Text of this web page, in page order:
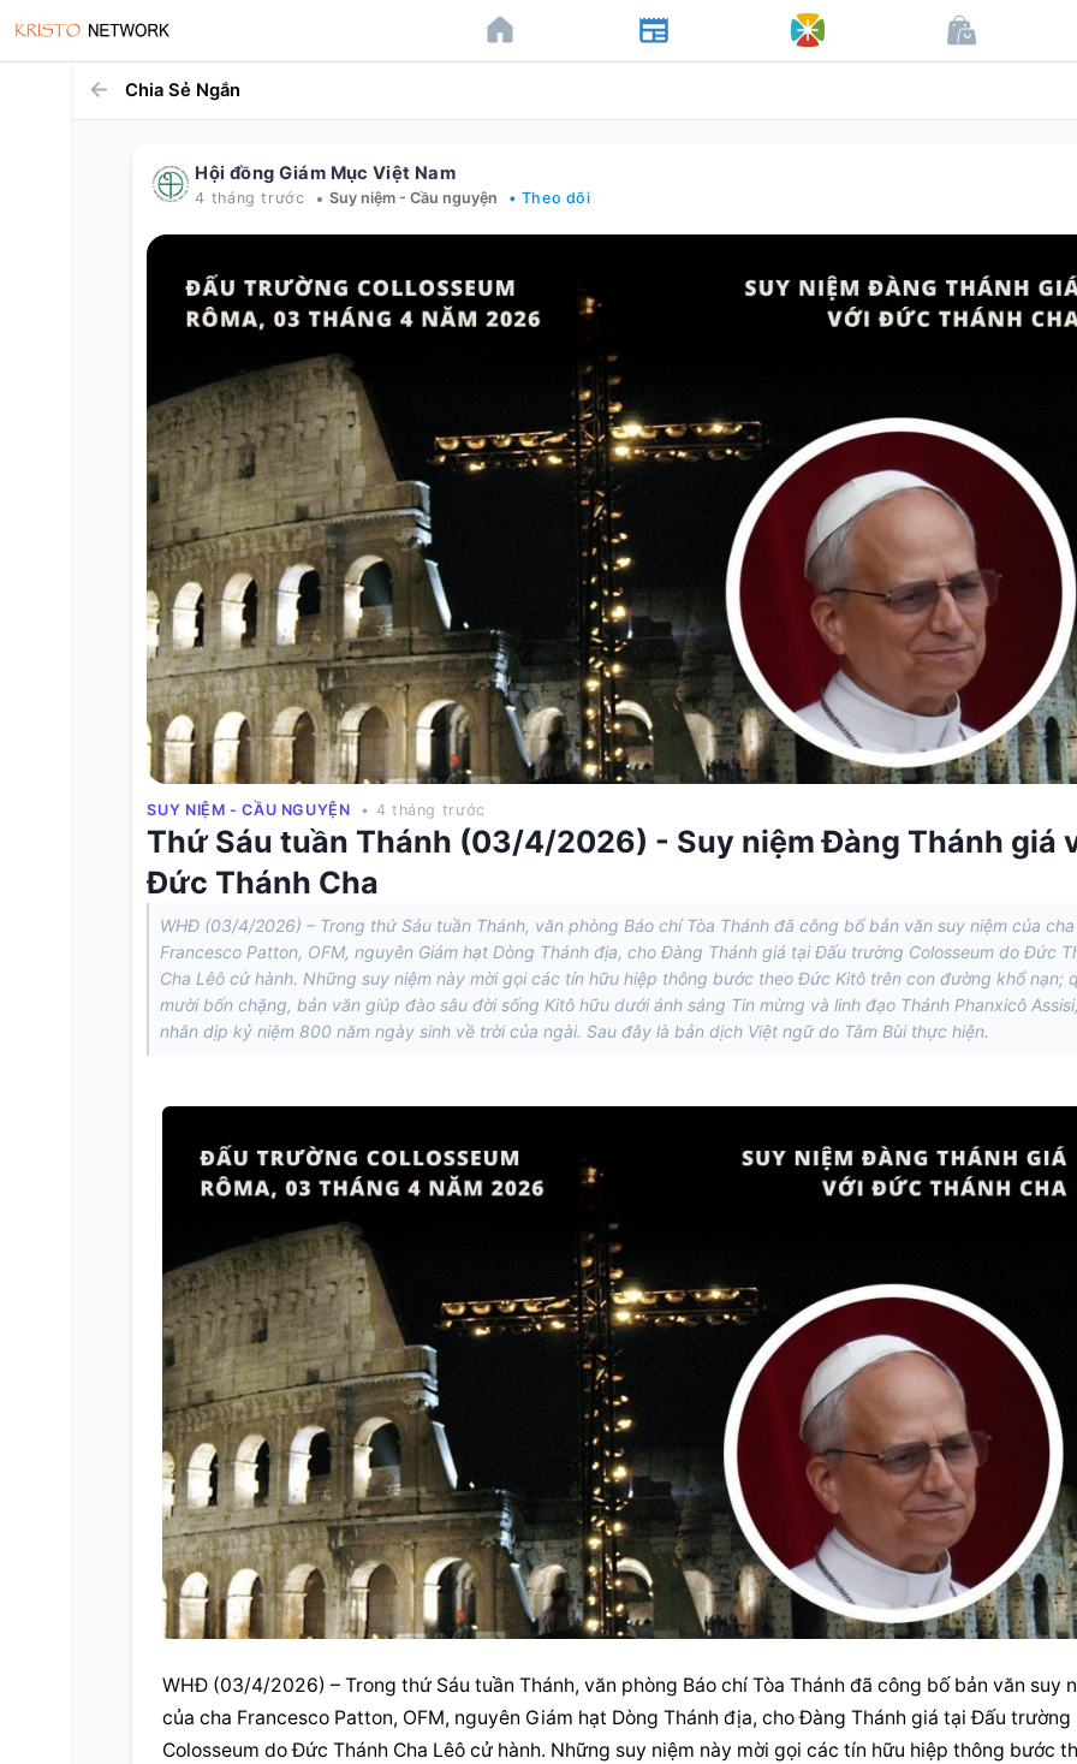
Chia Sẻ Ngắn
Hội đồng Giám Mục Việt Nam
4 tháng trước • Suy niệm - Cầu nguyện • Theo dõi
SUY NIỆM - CẦU NGUYỆN • 4 tháng trước
Thứ Sáu tuần Thánh (03/4/2026) - Suy niệm Đàng Thánh giá
Đức Thánh Cha
WHĐ (03/4/2026) – Trong thứ Sáu tuần Thánh, văn phòng Báo chí Tòa Thánh đã công bố bản văn suy niệm của cha
Francesco Patton, OFM, nguyên Giám hạt Dòng Thánh địa, cho Đàng Thánh giá tại Đấu trường Colosseum do Đức
Cha Lêô cử hành. Những suy niệm này mời gọi các tín hữu hiệp thông bước theo Đức Kitô trên con đường khổ nạn;
mười bốn chặng, bản văn giúp đào sâu đời sống Kitô hữu dưới ánh sáng Tin mừng và linh đạo Thánh Phanxicô Assisi,
nhân dịp kỷ niệm 800 năm ngày sinh về trời của ngài. Sau đây là bản dịch Việt ngữ do Tâm Bùi thực hiện.
WHĐ (03/4/2026) – Trong thứ Sáu tuần Thánh, văn phòng Báo chí Tòa Thánh đã công bố bản văn suy
của cha Francesco Patton, OFM, nguyên Giám hạt Dòng Thánh địa, cho Đàng Thánh giá tại Đấu trường
Colosseum do Đức Thánh Cha Lêô cử hành. Những suy niệm này mời gọi các tín hữu hiệp thông bước